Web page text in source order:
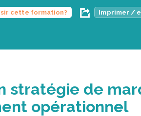
cette formation? Imprimer /
stratégie de
opérationnel